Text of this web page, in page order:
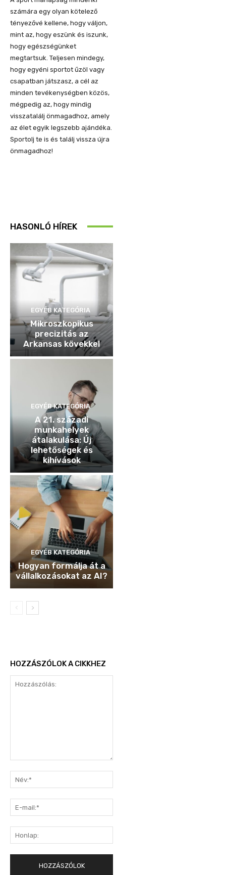
számára egy olyan kötelező
tényezővé kellene, hogy váljon,
mint az, hogy eszünk és iszunk,
hogy egészségünket
megtartsuk. Teljesen mindegy,
hogy egyéni sportot űzöl vagy
csapatban játszasz, a cél az
minden tevékenységben közös,
mégpedig az, hogy mindig
visszatalálj önmagadhoz, amely
az élet egyik legszebb ajándéka.
Sportolj te is és találj vissza újra
önmagadhoz!
HASONLÓ HÍREK
EGYÉB KATEGÓRIA
Mikroszkopikus
precizitás az
Arkansas kövekkel
EGYÉB KATEGÓRIA
A 21. századi
munkahelyek
átalakulása: Új
lehetőségek és
kihívások
EGYÉB KATEGÓRIA
Hogyan formálja át a
vállalkozásokat az AI?
HOZZÁSZÓLOK A CIKKHEZ
mail:*